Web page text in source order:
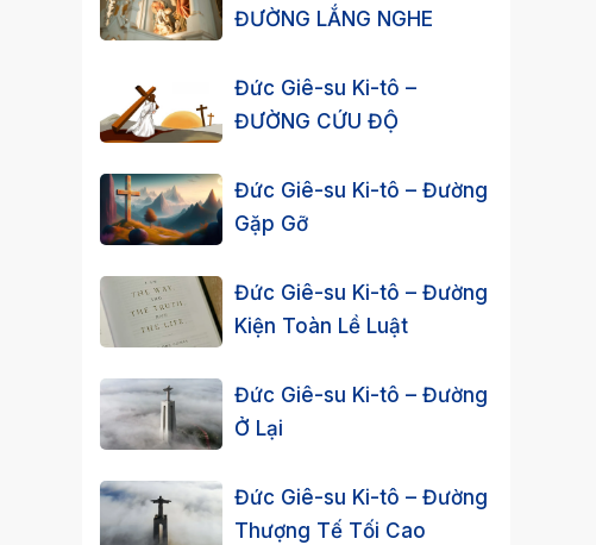
ĐƯỜNG LẮNG NGHE
Đức Giê-su Ki-tô –
ĐƯỜNG CỨU ĐỘ
Đức Giê-su Ki-tô – Đường
Gặp Gỡ
Đức Giê-su Ki-tô – Đường
Kiện Toàn Lề Luật
Đức Giê-su Ki-tô – Đường
Ở Lại
Đức Giê-su Ki-tô – Đường
Thượng Tế Tối Cao